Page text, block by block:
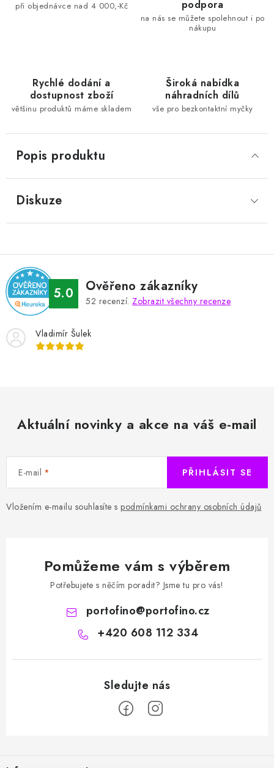
při objednávce nad 4 000,-Kč
podpora
na nás se můžete spolehnout i po
nákupu
Rychlé dodání a
dostupnost zboží
většinu produktů máme skladem
Široká nabídka
náhradních dílů
vše pro bezkontaktní myčky
Popis produktu
Diskuze
5.0 Ověřeno zákazníky
52 recenzí. Zobrazit všechny recenze
Vladimír Šulek
Aktuální novinky a akce na váš e-mail
E-mail
Vložením e-mailu souhlasíte s podmínkami ochrany osobních údajů
PŘIHLÁSIT SE
Pomůžeme vám s výběrem
Potřebujete s něčím poradit? Jsme tu pro vás!
portofino@portofino.cz
+420 608 112 334